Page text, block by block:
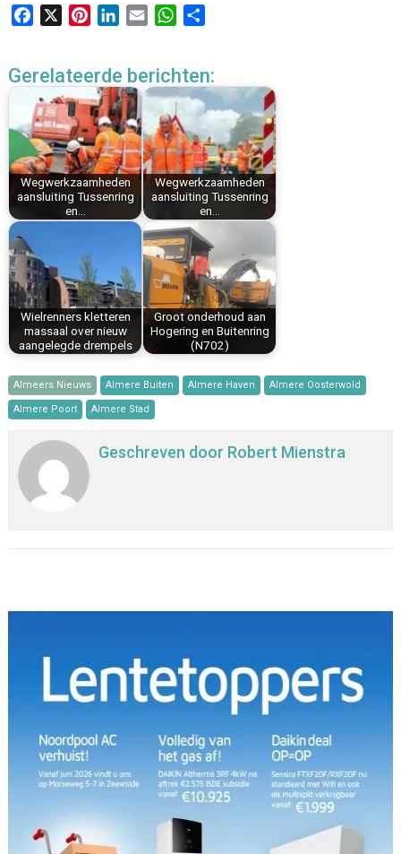
e
b
o
o
k
t
e
r
e
s
t
k
e
d
I
n
i
l
W
t
s
A
p
p
e
Gerelateerde berichten:
Wegwerkzaamheden
aansluiting Tussenring
en…
Wegwerkzaamheden
aansluiting Tussenring
en…
Wielrenners kletteren
massaal over nieuw
aangelegde drempels
Groot onderhoud aan
Hogering en Buitenring
(N702)
Almeers Nieuws Almere Buiten Almere Haven Almere Oosterwold
Almere Poort Almere Stad
Geschreven door Robert Mienstra